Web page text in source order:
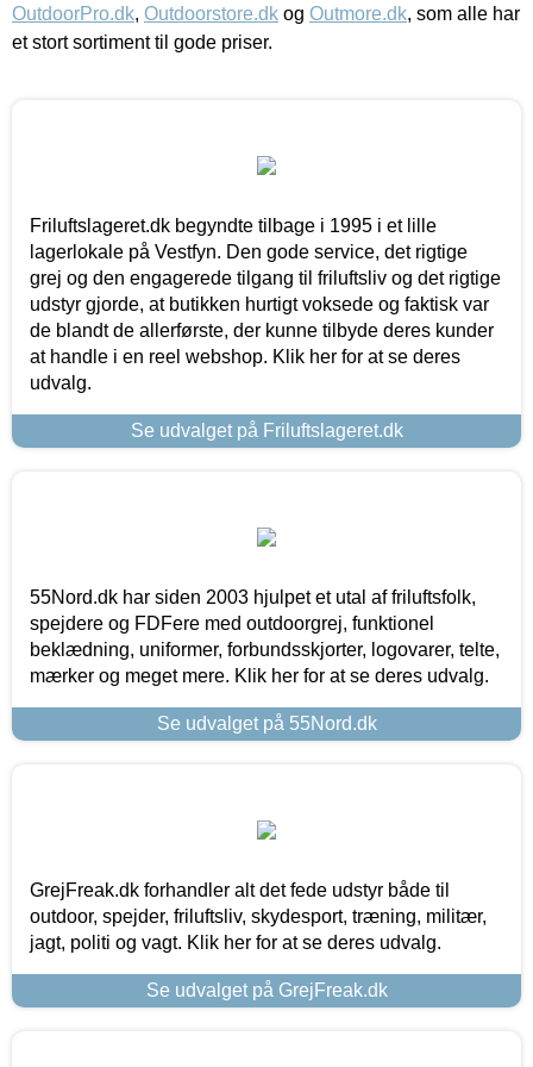
OutdoorPro.dk, Outdoorstore.dk og Outmore.dk, som alle har
et stort sortiment til gode priser.
Friluftslageret.dk begyndte tilbage i 1995 i et lille
lagerlokale på Vestfyn. Den gode service, det rigtige
grej og den engagerede tilgang til friluftsliv og det rigtige
udstyr gjorde, at butikken hurtigt voksede og faktisk var
de blandt de allerførste, der kunne tilbyde deres kunder
at handle i en reel webshop. Klik her for at se deres
udvalg.
Se udvalget på Friluftslageret.dk
55Nord.dk har siden 2003 hjulpet et utal af friluftsfolk,
spejdere og FDFere med outdoorgrej, funktionel
beklædning, uniformer, forbundsskjorter, logovarer, telte,
mærker og meget mere. Klik her for at se deres udvalg.
Se udvalget på 55Nord.dk
GrejFreak.dk forhandler alt det fede udstyr både til
outdoor, spejder, friluftsliv, skydesport, træning, militær,
jagt, politi og vagt. Klik her for at se deres udvalg.
Se udvalget på GrejFreak.dk